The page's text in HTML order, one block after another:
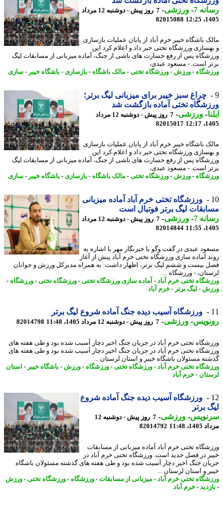
7
-ورزشی-
7 روز پیش - دوشنبه 12 مرداد
82015088
باشگاه خیبر خرم آباد از پایان عملیات بازسازی
ورزشگاه تختی خبر داد و اعلام کرد این
پس از رفع خسارت های ناشی از جنگ، آماده میزبانی از مسابقات لیگ
است. - مسعود عبدی،
-ورزش -ورزشگاه تختی-مالک باشگاه-بازسازی- باشگاه خیبر -سازی
چراغ سبز خیبر برای میزبانی لیگ برتر؛
تختی آماده بازگشت شد
-ورزشی-
7 روز پیش - دوشنبه 12 مرداد
82015017
باشگاه خیبر خرم آباد از پایان عملیات بازسازی
ورزشگاه تختی خبر داد و اعلام کرد این
پس از رفع خسارت های ناشی از جنگ، آماده میزبانی از مسابقات لیگ
است. - مسعود عبدی،
-ورزش -ورزشگاه تختی-مالک باشگاه-بازسازی- باشگاه خیبر -سازی
ورزشگاه تختی خرم آباد آماده میزبانی
لیگ برتر فوتبال است
7
-ورزشی-
7 روز پیش - دوشنبه 12 مرداد
82014844
عبدی در گفت وگو با خبرنگار مهر با اشاره به
آماده سازی ورزشگاه تختی خرم آباد پیش از آغاز
بیست و ششم لیگ برتر، اظهار داشت: به همراه مدیرکل ورزش و جوانان
- ورزشگاه ...
تختی خرم آباد- آماده سازی ورزشگاه تختی-ورزشگاه تختی-ورزشگاه-
-لیگ برتر - خرم آباد
ورزشگاه آسیب دیده جنگ آماده شروع لیگ برتر
-ورزشی-7 روز پیش - دوشنبه 12 مرداد 1405، 11:48 82014798
تختی خرم آباد در جریان جنگ اخیر دچار آسیب شده بود و طی هفته های
تختی خرم آباد در جریان جنگ اخیر دچار آسیب شده بود و طی هفته های
مسئولان باشگاه خیبر و استان لرستان ...
تختی خرم آباد- ورزشگاه تختی-ورزشگاه-ورزش -باشگاه خیبر -استان
-خرم آباد
ورزشگاه آسیب دیده جنگ آماده شروع
برتر
-ورزشی-
7 روز پیش - دوشنبه 12
11:48
82014792
تختی خرم آباد آماده میزبانی از مسابقات
در فصل جدید است. ورزشگاه تختی خرم آباد در
جنگ اخیر دچار آسیب شده بود و طی هفته های گذشته مسئولان باشگاه
و استان لرستان ...
تختی خرم آباد- میزبانی از مسابقات-ورزشگاه-ورزشگاه تختی-ورزش
-خرم آباد